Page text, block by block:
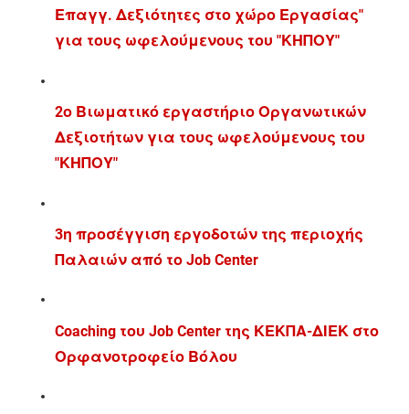
Επαγγ. Δεξιότητες στο χώρο Εργασίας"
για τους ωφελούμενους του "ΚΗΠΟΥ"
2ο Βιωματικό εργαστήριο Οργανωτικών
Δεξιοτήτων για τους ωφελούμενους του
"ΚΗΠΟΥ"
3η προσέγγιση εργοδοτών της περιοχής
Παλαιών από το Job Center
Coaching του Job Center της ΚΕΚΠΑ-ΔΙΕΚ στο
Ορφανοτροφείο Βόλου